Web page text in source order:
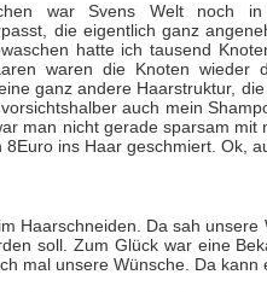
war Svens Welt noch
die eigentlich ganz
hatte ich tausend
waren die Knoten
ganz andere Haarstruktur,
auch mein
man nicht gerade sparsam
8Euro ins Haar geschmiert. Ok,
Haarschneiden. Da sah
soll. Zum Glück war eine
mal unsere Wünsche. Da